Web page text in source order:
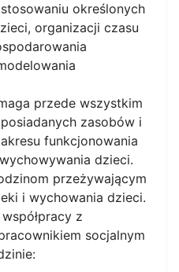
określonych
organizacji czasu
przede wszystkim
zasobów i
funkcjonowania
dzieci.
przeżywającym
i wychowania dzieci.
z
socjalnym